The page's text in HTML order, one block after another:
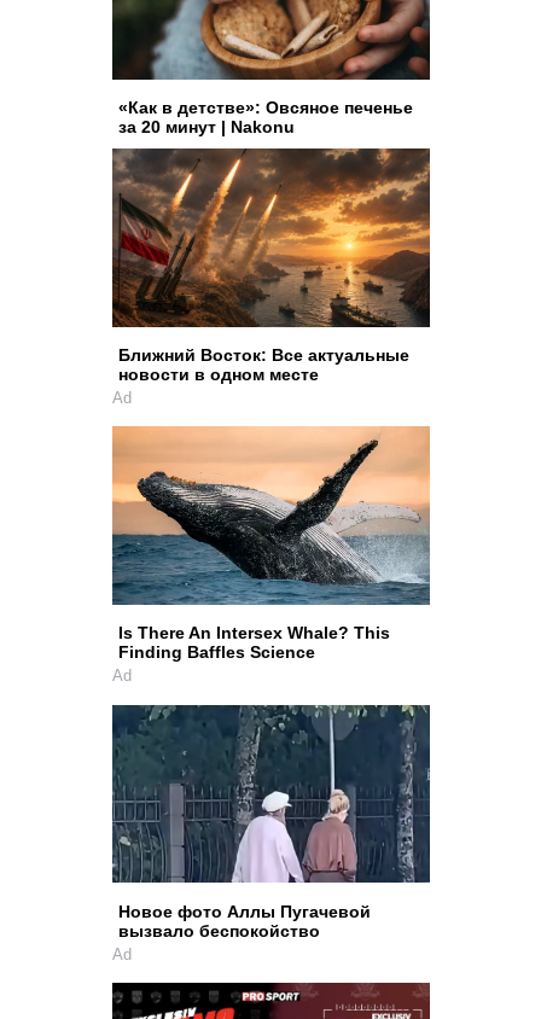
«Как в детстве»: Овсяное печенье
за 20 минут | Nakonu
Ближний Восток: Все актуальные
новости в одном месте
Ad
Is There An Intersex Whale? This
Finding Baffles Science
Ad
Новое фото Аллы Пугачевой
вызвало беспокойство
Ad